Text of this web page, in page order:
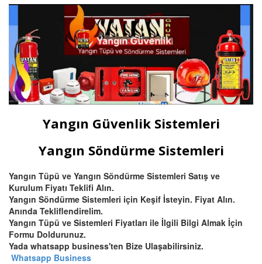
Devamını Oku
Bursa Hassas Yangın ve Duman
Dedektörü Çeşitleri
Bursa duman dedektörü ısı
dedektörü, (pilli duman
multisensörler ve yüksek tavanlı
yangın dedektörü satış ve
montajı.
Bursa Otomatik Gazlı Söndürme
ve Mühendislik Sistemleri
Bursa FM200, Novec 1230
Yangın Güvenlik Sistemleri
Yangın Söndürme Sistemleri
Yangın Tüpü ve Yangın Söndürme Sistemleri Satış ve
Kurulum Fiyatı Teklifi Alın.
Yangın Söndürme Sistemleri için Keşif İsteyin. Fiyat Alın.
Anında Tekliflendirelim.
Yangın Tüpü ve Sistemleri Fiyatları ile İlgili Bilgi Almak İçin
Formu Doldurunuz.
Yada whatsapp business'ten Bize Ulaşabilirsiniz.
Whatsapp Business